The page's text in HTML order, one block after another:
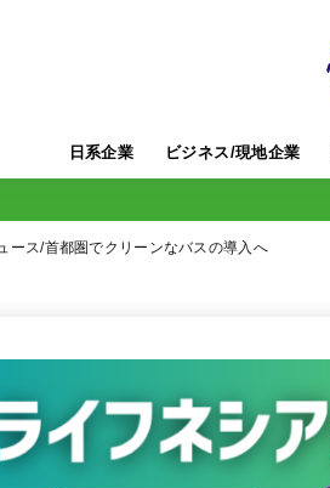
日系企業 ビジネス/現地企業
ース 首都圏でクリーンなバスの導入へ